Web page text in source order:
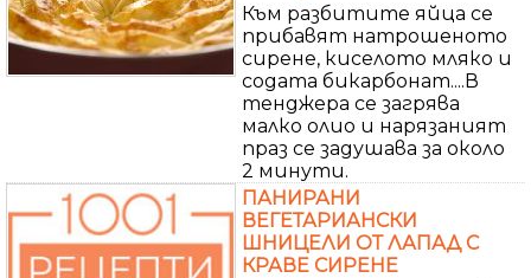
Към разбитите яйца се
прибавят натрошеното
сирене, киселото мляко и
содата бикарбонат....В
тенджера се загрява
малко олио и нарязаният
праз се задушава за около
2 минути.
ПАНИРАНИ
ВЕГЕТАРИАНСКИ
ШНИЦЕЛИ ОТ ЛАПАД С
КРАВЕ СИРЕНЕ